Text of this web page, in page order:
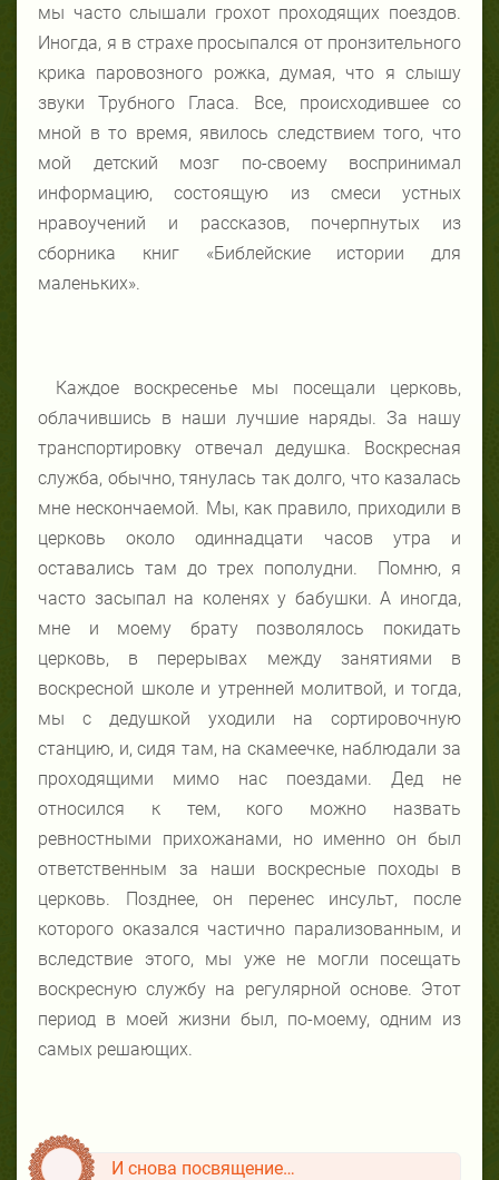
мы часто слышали грохот проходящих поездов.
Иногда, я в страхе просыпался от пронзительного
крика паровозного рожка, думая, что я слышу
звуки Трубного Гласа. Все, происходившее со
мной в то время, явилось следствием того, что
мой детский мозг по-своему воспринимал
информацию, состоящую из смеси устных
нравоучений и рассказов, почерпнутых из
сборника книг «Библейские истории для
маленьких».
Каждое воскресенье мы посещали церковь,
облачившись в наши лучшие наряды. За нашу
транспортировку отвечал дедушка. Воскресная
служба, обычно, тянулась так долго, что казалась
мне нескончаемой. Мы, как правило, приходили в
церковь около одиннадцати часов утра и
оставались там до трех пополудни. Помню, я
часто засыпал на коленях у бабушки. А иногда,
мне и моему брату позволялось покидать
церковь, в перерывах между занятиями в
воскресной школе и утренней молитвой, и тогда,
мы с дедушкой уходили на сортировочную
станцию, и, сидя там, на скамеечке, наблюдали за
проходящими мимо нас поездами. Дед не
относился к тем, кого можно назвать
ревностными прихожанами, но именно он был
ответственным за наши воскресные походы в
церковь. Позднее, он перенес инсульт, после
которого оказался частично парализованным, и
вследствие этого, мы уже не могли посещать
воскресную службу на регулярной основе. Этот
период в моей жизни был, по-моему, одним из
самых решающих.
И снова посвящение…